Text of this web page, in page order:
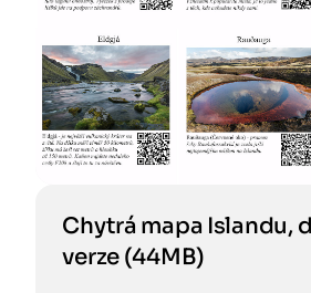
Chytrá mapa Islandu,
verze (44MB)